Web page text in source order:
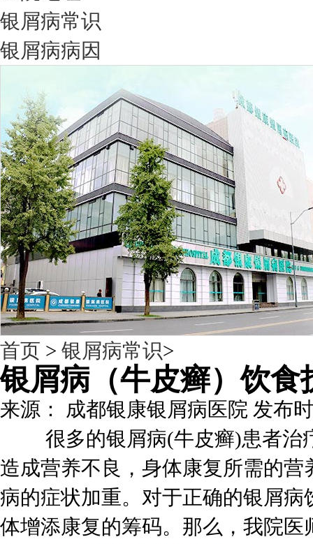
银屑病常识
银屑病病因
首页 > 银屑病常识>
银屑病（牛皮癣）饮食
来源： 成都银康银屑病医院 发布
很多的银屑病(牛皮癣)患者治
造成营养不良，身体康复所需的
病的症状加重。对于正确的银屑
体增添康复的筹码。那么，我院